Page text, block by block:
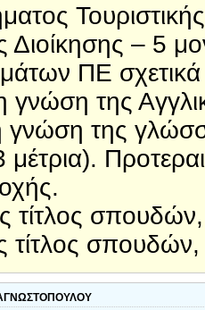
Διοίκησης – 5
ΠΕ
γνώση της
γνώση της
τίτλος
τίτλος